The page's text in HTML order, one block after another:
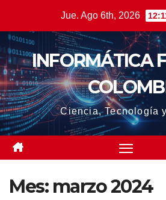
contenido
Jue. Ago 6th, 2026
INFORMÁTICA
Ciencia, Tecnología
Mes: marzo 2024